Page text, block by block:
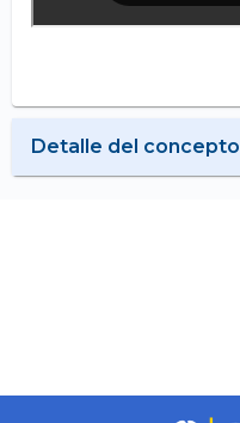
Detalle del concepto